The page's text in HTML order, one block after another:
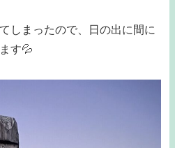
しまったので、日の出に間に
す💦